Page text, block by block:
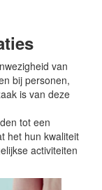
van
bij personen,
is van deze
tot een
het hun kwaliteit
activiteiten